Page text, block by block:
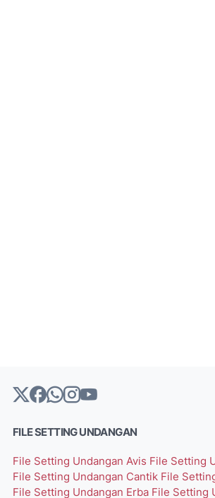
FILE SETTING UNDANGAN
File Setting Undangan Avis File Setting
File Setting Undangan Cantik File
File Setting Undangan Erba File Setting